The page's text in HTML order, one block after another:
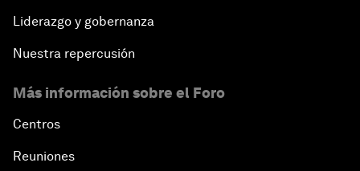
Liderazgo y gobernanza
Nuestra repercusión
Más información sobre el Foro
Centros
Reuniones